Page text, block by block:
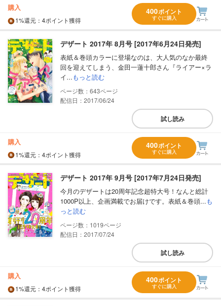
購入
1%還元 ：4ポイント獲得
400ポイント
すぐに購入
デザート 2017年 8月号 [2017年6月24日発売]
表紙＆巻頭カラーに登場なのは、大人気のなか最終
回を迎えてしまう、金田一蓮十郎さん『ライアー×ラ
イ...もっと読む
643
配信日：2017/06/24
試し読み
購入
1%還元 ：4ポイント獲得
400ポイント
すぐに購入
デザート 2017年 9月号 [2017年7月24日発売]
今月のデザートは20周年記念超特大号！なんと総計
1000P以上、企画満載でお届けです。表紙＆巻頭...も
っと読む
1019
配信日：2017/07/24
試し読み
購入
1%還元 ：4ポイント獲得
400ポイント
すぐに購入